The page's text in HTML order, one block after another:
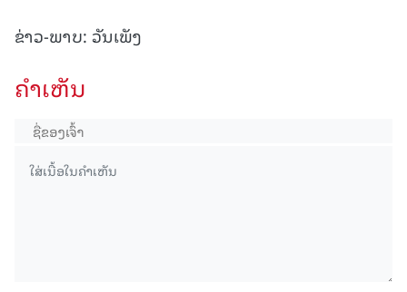
ຂ່າວ-ພາບ: ວັນເພັງ
ຄໍາເຫັນ